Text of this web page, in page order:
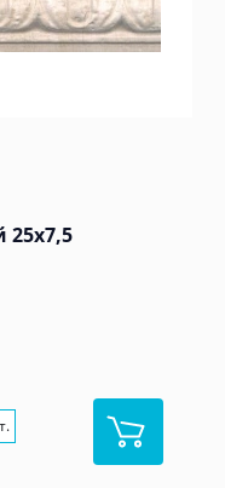
25x7,5